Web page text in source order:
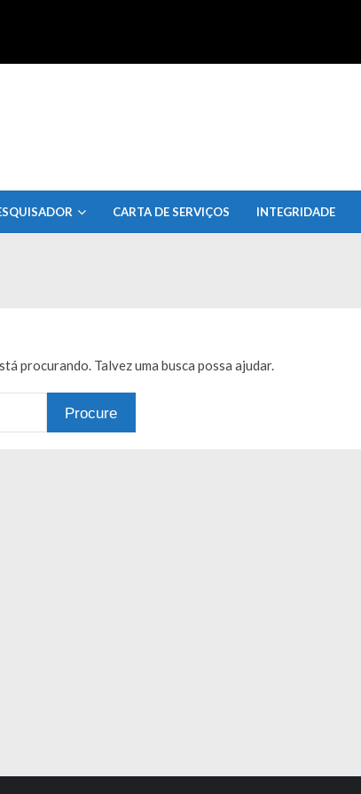
CARTA DE SERVIÇOS INTEGRIDADE
procurando. Talvez uma busca possa ajudar.